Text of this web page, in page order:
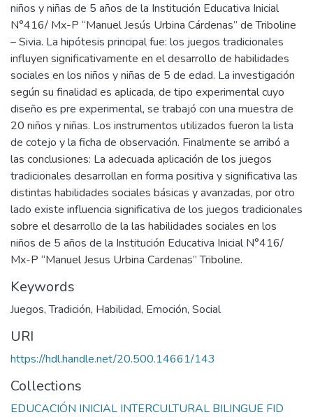
niños y niñas de 5 años de la Institución Educativa Inicial
N°416/ Mx-P “Manuel Jesús Urbina Cárdenas” de Triboline
– Sivia. La hipótesis principal fue: los juegos tradicionales
influyen significativamente en el desarrollo de habilidades
sociales en los niños y niñas de 5 de edad. La investigación
según su finalidad es aplicada, de tipo experimental cuyo
diseño es pre experimental, se trabajó con una muestra de
20 niños y niñas. Los instrumentos utilizados fueron la lista
de cotejo y la ficha de observación. Finalmente se arribó a
las conclusiones: La adecuada aplicación de los juegos
tradicionales desarrollan en forma positiva y significativa las
distintas habilidades sociales básicas y avanzadas, por otro
lado existe influencia significativa de los juegos tradicionales
sobre el desarrollo de la las habilidades sociales en los
niños de 5 años de la Institución Educativa Inicial N°416/
Mx-P “Manuel Jesus Urbina Cardenas” Triboline.
Keywords
Juegos,Tradición, Habilidad, Emoción, Social
URI
https://hdl.handle.net/20.500.14661/143
Collections
EDUCACIÓN INICIAL INTERCULTURAL BILINGUE FID